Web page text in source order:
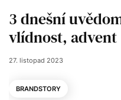
3 dnešní
vlídnost, advent
27. listopad 2023
BRANDSTORY